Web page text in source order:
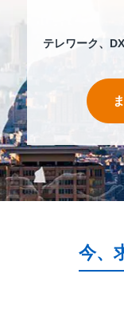
テレワーク、
今、